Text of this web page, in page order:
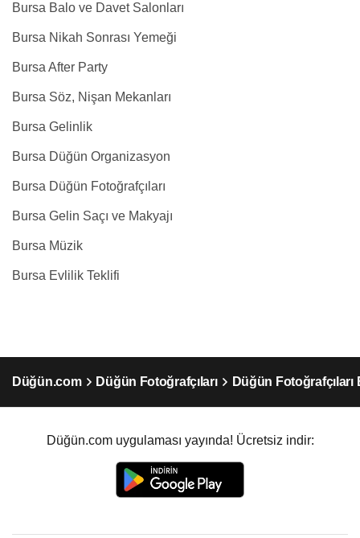
Bursa Balo ve Davet Salonları
Bursa Nikah Sonrası Yemeği
Bursa After Party
Bursa Söz, Nişan Mekanları
Bursa Gelinlik
Bursa Düğün Organizasyon
Bursa Düğün Fotoğrafçıları
Bursa Gelin Saçı ve Makyajı
Bursa Müzik
Bursa Evlilik Teklifi
Düğün.com Düğün Fotoğrafçıları Düğün Fotoğrafçıları
Düğün.com uygulaması yayında! Ücretsiz indir: